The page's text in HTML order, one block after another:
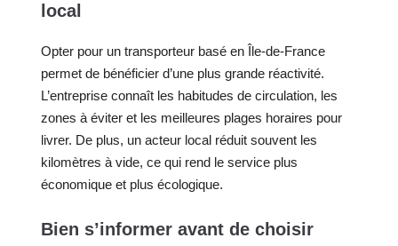
local
Opter pour un transporteur basé en Île-de-France
permet de bénéficier d’une plus grande réactivité.
L’entreprise connaît les habitudes de circulation, les
zones à éviter et les meilleures plages horaires pour
livrer. De plus, un acteur local réduit souvent les
kilomètres à vide, ce qui rend le service plus
économique et plus écologique.
Bien s’informer avant de choisir